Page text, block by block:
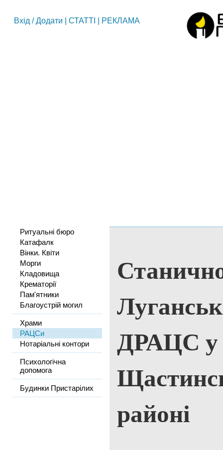
Вхід /Додати СТАТТІ РЕКЛАМА
Ритуальні бюро
Катафалк
Вінки. Квіти
Морги
Кладовища
Крематорії
Пам'ятники
Благоустрій могил
Храми
РАЦСи
Нотаріальні контори
Психологічна
допомога
Будинки Пристарілих
ДРАЦС у
районі